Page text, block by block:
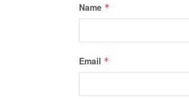
Name *
Email *